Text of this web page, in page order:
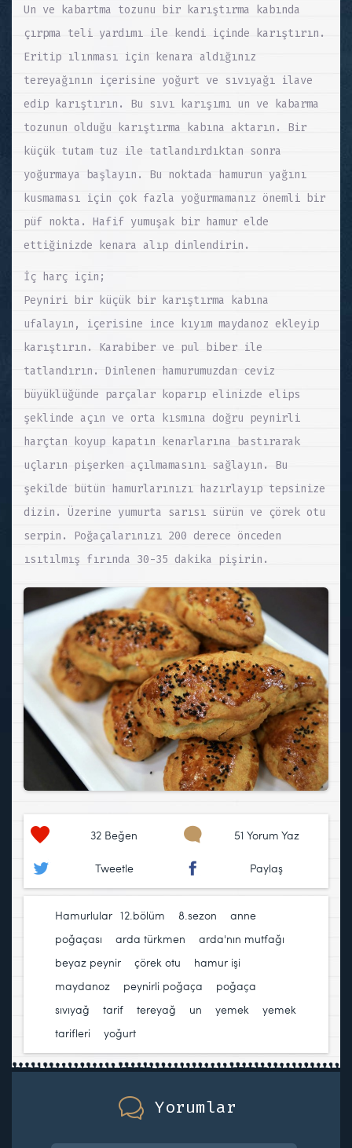
Un ve kabartma tozunu bir karıştırma kabında
çırpma teli yardımı ile kendi içinde karıştırın.
Eritip ılınması için kenara aldığınız
tereyağının içerisine yoğurt ve sıvıyağı ilave
edip karıştırın. Bu sıvı karışımı un ve kabarma
tozunun olduğu karıştırma kabına aktarın. Bir
küçük tutam tuz ile tatlandırdıktan sonra
yoğurmaya başlayın. Bu noktada hamurun yağını
kusmaması için çok fazla yoğurmamanız önemli bir
püf nokta. Hafif yumuşak bir hamur elde
ettiğinizde kenara alıp dinlendirin.
İç harç için;
Peyniri bir küçük bir karıştırma kabına
ufalayın, içerisine ince kıyım maydanoz ekleyip
karıştırın. Karabiber ve pul biber ile
tatlandırın. Dinlenen hamurumuzdan ceviz
büyüklüğünde parçalar koparıp elinizde elips
şeklinde açın ve orta kısmına doğru peynirli
harçtan koyup kapatın kenarlarına bastırarak
uçların pişerken açılmamasını sağlayın. Bu
şekilde bütün hamurlarınızı hazırlayıp tepsinize
dizin. Üzerine yumurta sarısı sürün ve çörek otu
serpin. Poğaçalarınızı 200 derece önceden
ısıtılmış fırında 30-35 dakika pişirin.
32 Beğen 51 Yorum Yaz
Tweetle Paylaş
Hamurlular 12.bölüm 8.sezon
anne
poğaçası
arda türkmen arda'nın mutfağı
beyaz peynir
çörek otu hamur işi
maydanoz
peynirli poğaça poğaça
sıvıyağ
tarif tereyağ un yemek
yemek
tarifleri
yoğurt
Yorumlar